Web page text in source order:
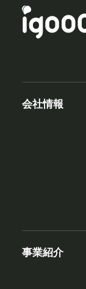
会社情報
事業紹介